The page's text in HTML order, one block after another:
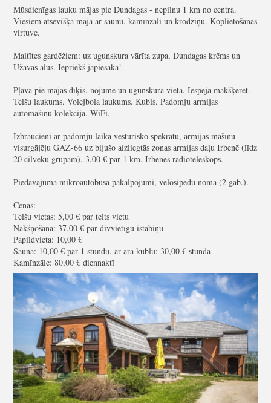
Mūsdienīgas lauku mājas pie Dundagas - nepilnu 1 km no centra.
Viesiem atsevišķa māja ar saunu, kamīnzāli un krodziņu. Koplietošanas
virtuve.
Maltītes gardēžiem: uz ugunskura vārīta zupa, Dundagas krēms un
Užavas alus. Iepriekš jāpiesaka!
Pļavā pie mājas dīķis, nojume un ugunskura vieta. Iespēja makšķerēt.
Telšu laukums. Volejbola laukums. Kubls. Padomju armijas
automašīnu kolekcija. WiFi.
Izbraucieni ar padomju laika vēsturisko spēkratu, armijas mašīnu-
visurgājēju GAZ-66 uz bijušo aizliegtās zonas armijas daļu Irbenē (līdz
20 cilvēku grupām), 3,00 € par 1 km. Irbenes radioteleskops.
Piedāvājumā mikroautobusa pakalpojumi, velosipēdu noma (2 gab.).
Cenas:
Telšu vietas: 5,00 € par telts vietu
Nakšņošana: 37,00 € par divvietīgu istabiņu
Papildvieta: 10,00 €
Sauna: 10,00 € par 1 stundu, ar āra kublu: 30,00 € stundā
Kamīnzāle: 80,00 € diennaktī